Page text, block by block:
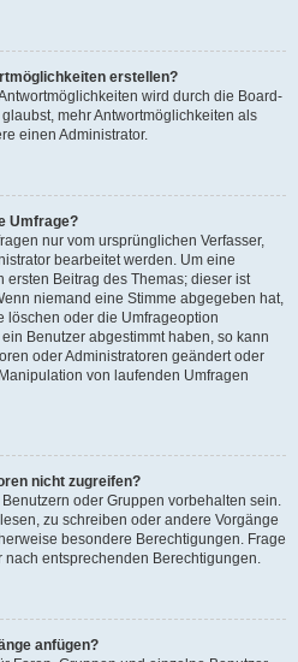
erstellen?
wird durch die Board-
mehr Antwortmöglichkeiten als
einen Administrator.
Umfrage?
nur vom ursprünglichen Verfasser,
bearbeitet werden. Um eine
Beitrag des Themas; dieser ist
niemand eine Stimme abgegeben hat,
löschen oder die Umfrageoption
Benutzer abgestimmt haben, so kann
oder Administratoren geändert oder
von laufenden Umfragen
nicht zugreifen?
oder Gruppen vorbehalten sein.
zu schreiben oder andere Vorgänge
besondere Berechtigungen. Frage
entsprechenden Berechtigungen.
anfügen?